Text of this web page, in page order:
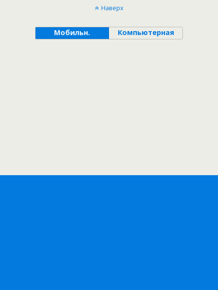
Наверх
Мобильн. Компьютерная